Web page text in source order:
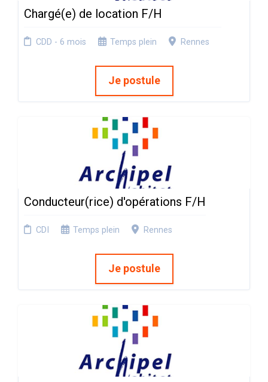
Chargé(e) de location F/H
CDD - 6 mois Temps plein Rennes
Je postule
Conducteur(rice) d'opérations F/H
CDI Temps plein Rennes
Je postule